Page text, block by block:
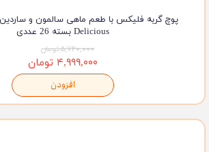
Delicious بسته 26 عددی
۵,۷۲۰,۰۰۰ تومان
۴,۹۹۹,۰۰۰ تومان
افزودن